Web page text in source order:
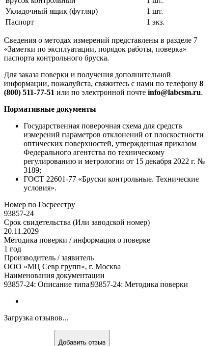
Укладочный ящик (футляр)
1 шт.
Паспорт
1 экз.
Сведения о методах измерений представлены в разделе 7
«Заметки по эксплуатации, порядок работы, поверка»
паспорта контрольного бруска.
Для заказа поверки и получения дополнительной
информации, пожалуйста, свяжитесь с нами по телефону 8
(800) 511-77-51 или по электронной почте info@labcsm.ru.
Нормативные документы
Государственная поверочная схема для средств
измерений параметров отклонений от плоскостности
оптических поверхностей, утвержденная приказом
Федерального агентства по техническому
регулированию и метрологии от 15 декабря 2022 г. №
3189;
ГОСТ 22601-77 «Бруски контрольные. Технические
условия».
Номер по Госреестру
93857-24
Срок свидетельства (Или заводской номер)
20.11.2029
Методика поверки / информация о поверке
1 год
Производитель / заявитель
ООО «МЦ Севр групп», г. Москва
Наименования документации
93857-24: Описание типа|93857-24: Методика поверки
Загрузка отзывов...
Добавить отзыв